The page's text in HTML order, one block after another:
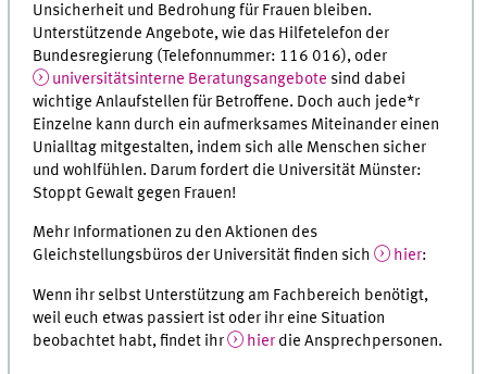
Unsicherheit und Bedrohung für Frauen bleiben.
Unterstützende Angebote, wie das Hilfetelefon der
Bundesregierung (Telefonnummer: 116 016), oder
universitätsinterne Beratungsangebote sind dabei
wichtige Anlaufstellen für Betroffene. Doch auch jede*r
Einzelne kann durch ein aufmerksames Miteinander einen
Unialltag mitgestalten, indem sich alle Menschen sicher
und wohlfühlen. Darum fordert die Universität Münster:
Stoppt Gewalt gegen Frauen!
Mehr Informationen zu den Aktionen des
Gleichstellungsbüros der Universität finden sich
hier:
Wenn ihr selbst Unterstützung am Fachbereich benötigt,
weil euch etwas passiert ist oder ihr eine Situation
beobachtet habt, findet ihr
hier die Ansprechpersonen.